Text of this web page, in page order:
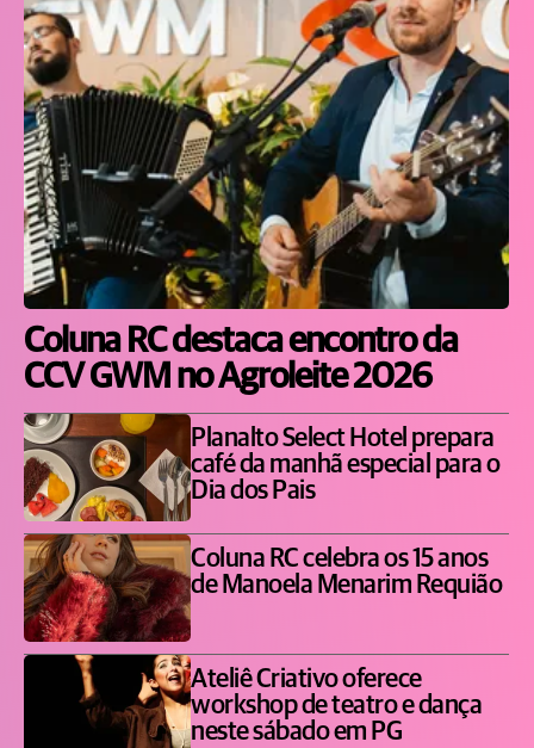
Coluna RC destaca encontro da
CCV GWM no Agroleite 2026
Planalto Select Hotel prepara
café da manhã especial para o
Dia dos Pais
Coluna RC celebra os 15 anos
de Manoela Menarim Requião
Ateliê Criativo oferece
workshop de teatro e dança
neste sábado em PG